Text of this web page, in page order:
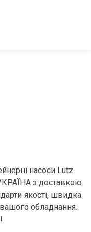
насоси Lutz
з доставкою
якості, швидка
вашого обладнання.